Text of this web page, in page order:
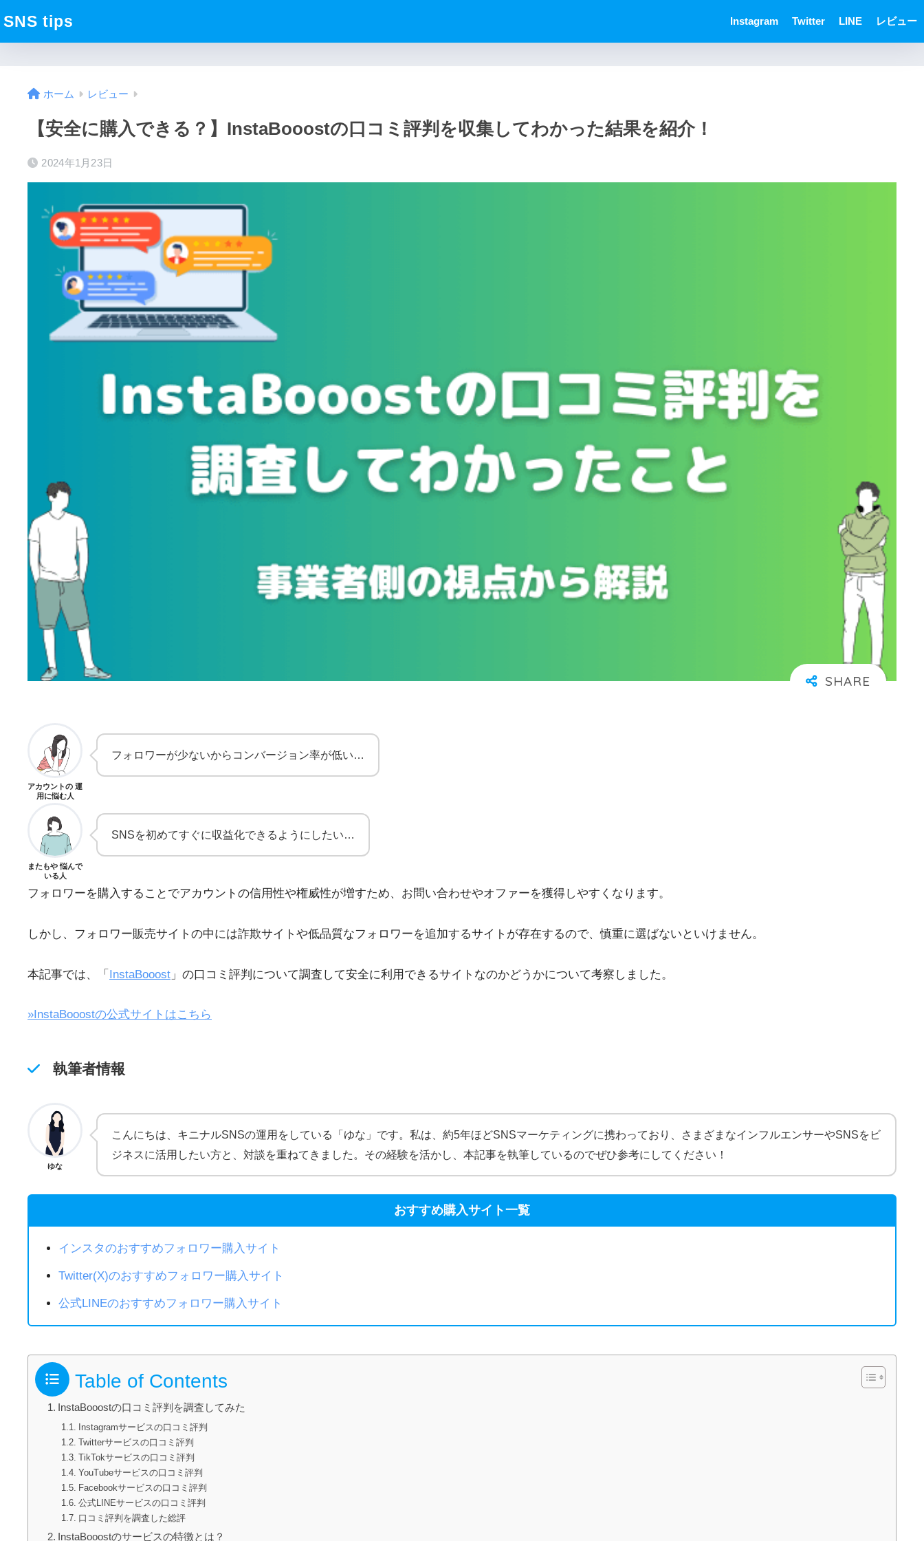
SNS tips Instagram Twitter LINE レビュー
ホーム レビュー
【安全に購入できる？】InstaBooostの口コミ評判を収集してわかった結果を紹介！
2024年1月23日
アカウントの 運
用に悩む人
フォロワーが少ないからコンバージョン率が低い…
またもや 悩んで
いる人
SNSを初めてすぐに収益化できるようにしたい…
フォロワーを購入することでアカウントの信用性や権威性が増すため、お問い合わせやオファーを獲得しやすくなります。
しかし、フォロワー販売サイトの中には詐欺サイトや低品質なフォロワーを追加するサイトが存在するので、慎重に選ばないといけません。
本記事では、「 InstaBooost 」の口コミ評判について調査して安全に利用できるサイトなのかどうかについて考察しました。
»InstaBooostの公式サイトはこちら
執筆者情報
ゆな
こんにちは、キニナルSNSの運用をしている「ゆな」です。私は、約5年ほどSNSマーケティングに携わっており、さまざまなインフルエンサーやSNSをビ
ジネスに活用したい方と、対談を重ねてきました。その経験を活かし、本記事を執筆しているのでぜひ参考にしてください！
おすすめ購入サイト一覧
インスタのおすすめフォロワー購入サイト
Twitter(X)のおすすめフォロワー購入サイト
公式LINEのおすすめフォロワー購入サイト
Table of Contents
InstaBooostの口コミ評判を調査してみた
Instagramサービスの口コミ評判
Twitterサービスの口コミ評判
TikTokサービスの口コミ評判
YouTubeサービスの口コミ評判
Facebookサービスの口コミ評判
公式LINEサービスの口コミ評判
口コミ評判を調査した総評
InstaBooostのサービスの特徴とは？